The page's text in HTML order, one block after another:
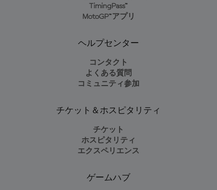
TimingPass™
MotoGP™アプリ
ヘルプセンター
コンタクト
よくある質問
コミュニティ参加
チケット＆ホスピタリティ
チケット
ホスピタリティ
エクスペリエンス
ゲームハブ